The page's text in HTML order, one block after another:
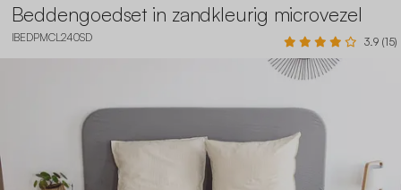
Beddengoedset in zandkleurig microvezel
IBEDPMCL240SD 3.9 (15)